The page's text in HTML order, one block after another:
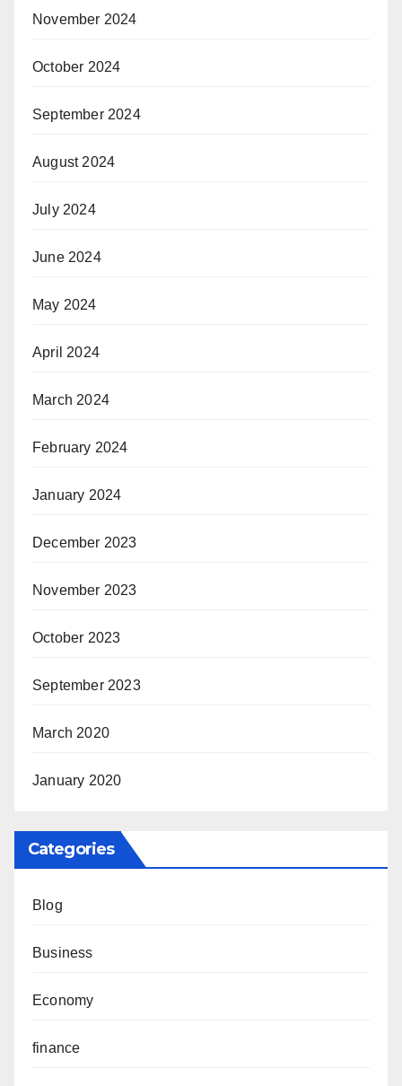
November 2024
October 2024
September 2024
August 2024
July 2024
June 2024
May 2024
April 2024
March 2024
February 2024
January 2024
December 2023
November 2023
October 2023
September 2023
March 2020
January 2020
Categories
Blog
Business
Economy
finance